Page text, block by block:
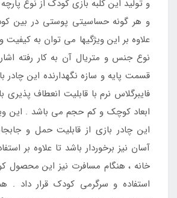
و تولید این کلبه بازی کودک از نوع
و هر گونه حساسیتی پوستی در بین
علاوه بر این ویژگیها می توان به کیفیت
نوع جنس و متریال آن به کار رفته
قسمت پایه و سازه نگهدارنده این چادر
فایبرگلاس نرم با قابلیت انعطاف پذیری
ابعاد کوچک و کم حجم می باشد . این
این چادر بازی از قابلیت حمل و
آسان نیز برخوردار باشد تا علاوه بر
خانه ، هنگام مسافرت نیز این محصول
استفاده و سرگرمی کودک قرار داد .